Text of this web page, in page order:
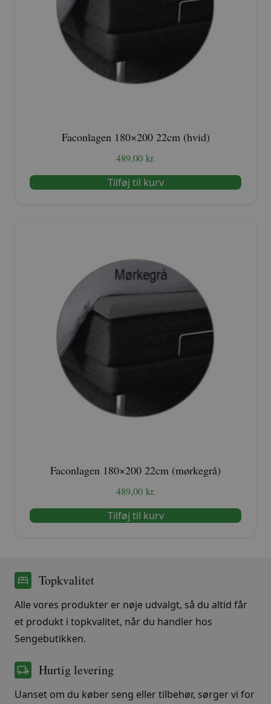
Faconlagen 180×200 22cm (hvid)
489,00 kr.
Tilføj til kurv
Faconlagen 180×200 22cm (mørkegrå)
489,00 kr.
Tilføj til kurv
Topkvalitet
Alle vores produkter er nøje udvalgt, så du altid får
et produkt i topkvalitet, når du handler hos
Sengebutikken.
Hurtig levering
Uanset om du køber seng eller tilbehør, sørger vi for